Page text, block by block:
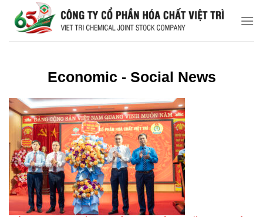
đến
Economic - Social News